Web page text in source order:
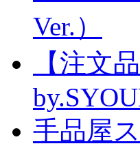
Ver.）
【注文
手品屋